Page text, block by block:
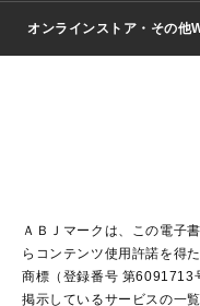
Vジャンプ
ジャンプルーキー！
ジャンプTOON
週刊ヤングジャンプ
ウルトラジャンプ
少女マンガ
リマコミ＋
マンガMeets
月刊オフィスユー
Seventeen
LEE
Marisol
芸能・情報・スポーツ
パラスポ＋！
文芸・文庫・総合
青春と読書
アジア人物史
集英社新書
集英社新書プラス
ライトノベル・ノベラ
集英社Webマガジン
集英社オレンジ文庫
シフォン文庫
集英社みらい文庫
S-KIDS.LAND
オンラインストア・その他
SHUEISHA MANGA-
HAPPY PLUS STORE
EDITOR'S LAB
ＡＢＪマークは、この電子
らコンテンツ使用許諾を得
商標（登録番号 第6091713
掲示しているサービスの一